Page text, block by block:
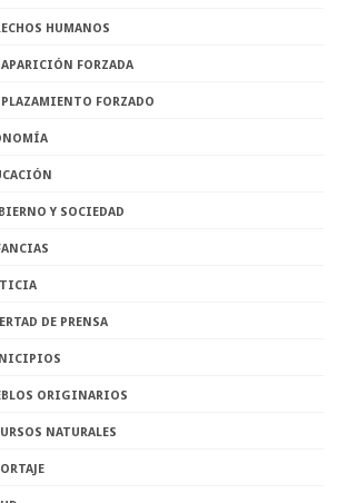
HUMANOS
FORZADA
FORZADO
Y SOCIEDAD
DE PRENSA
ORIGINARIOS
NATURALES